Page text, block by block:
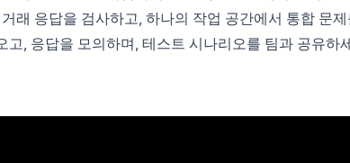
래 응답을 검사하고, 하나의 작업 공간에서 통합 문
고, 응답을 모의하며, 테스트 시나리오를 팀과 공유하